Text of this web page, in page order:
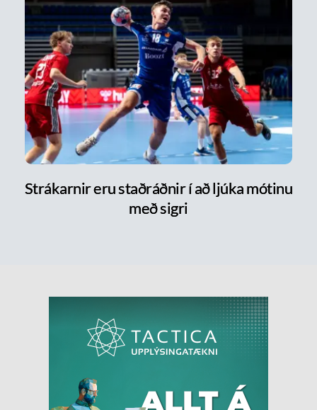
Strákarnir eru staðráðnir í að ljúka mótinu
með sigri